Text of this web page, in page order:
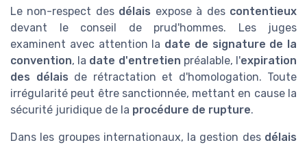
Le non-respect des délais expose à des contentieux
devant le conseil de prud'hommes. Les juges
examinent avec attention la date de signature de la
convention, la date d'entretien préalable, l'expiration
des délais de rétractation et d'homologation. Toute
irrégularité peut être sanctionnée, mettant en cause la
sécurité juridique de la procédure de rupture.
Dans les groupes internationaux, la gestion des délais